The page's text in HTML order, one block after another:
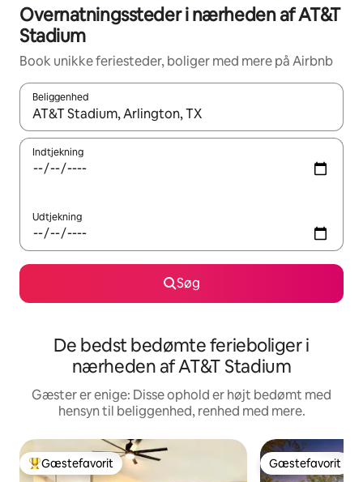
Overnatningssteder i nærheden af AT&T
Stadium
Book unikke feriesteder, boliger med mere på Airbnb
Beliggenhed
Når resultaterne er tilgængelige, skal du navigere med
Indtjekning
Udtjekning
Søg
De bedst bedømte ferieboliger i
nærheden af AT&T Stadium
Gæster er enige: Disse ophold er højt bedømt med
hensyn til beliggenhed, renhed med mere.
Bedste gæstefavorit
Gæstefavorit Gæstefavorit
Gæstefavorit